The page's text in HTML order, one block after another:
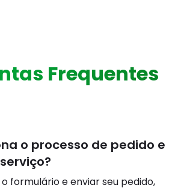
Frequentes
o processo de pedido e
formulário e enviar seu pedido,